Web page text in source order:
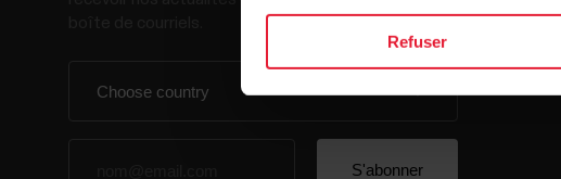
Refuser